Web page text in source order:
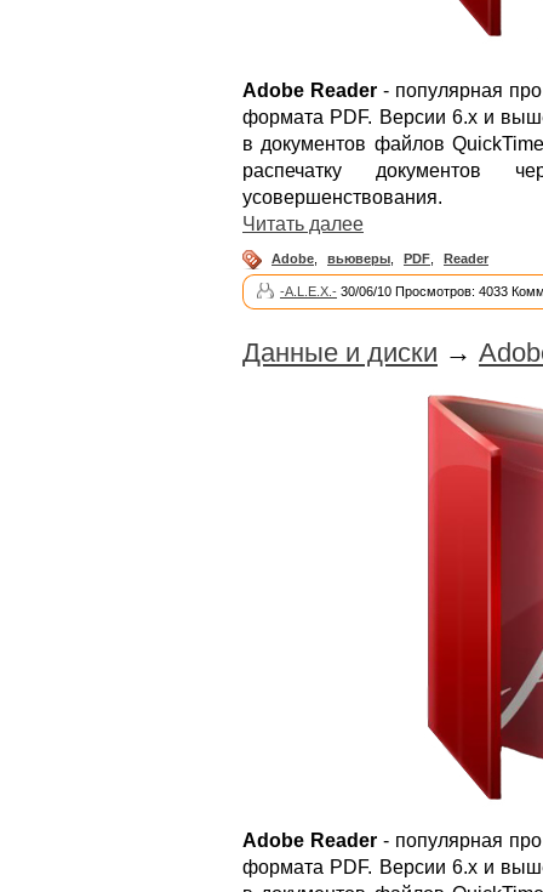
Adobe Reader - популярная
формата PDF. Версии 6.x и
в документов файлов
распечатку документов
усовершенствования.
Читать далее
Adobe вьюверы PDF Reader
-A.L.E.X.- 30/06/10 Просмотров: 4033
Данные и диски →
Adobe Reader - популярная
формата PDF. Версии 6.x и